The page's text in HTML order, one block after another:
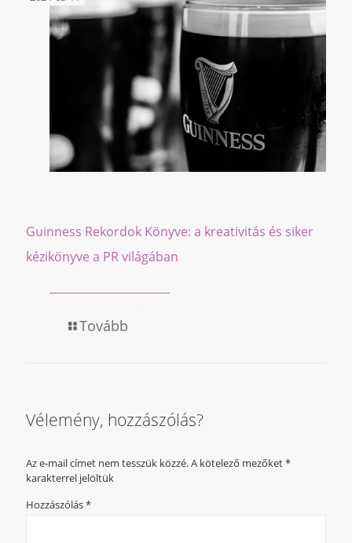
Guinness Rekordok Könyve: a kreativitás és siker
kézikönyve a PR világában
Tovább
Vélemény, hozzászólás?
Az e-mail címet nem tesszük közzé.A kötelező mezőket*
karakterrel jelöltük
Hozzászólás*